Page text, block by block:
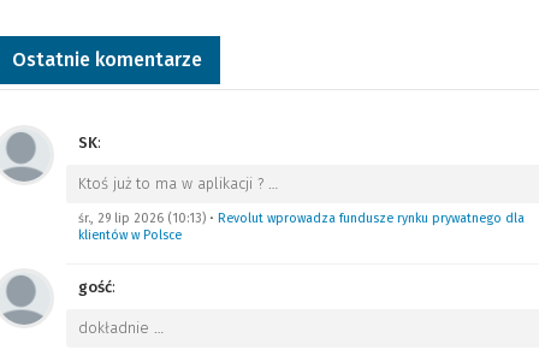
Ostatnie komentarze
SK:
Ktoś już to ma w aplikacji ? …
śr., 29 lip 2026 (10:13) • Revolut wprowadza fundusze rynku prywatnego dla
klientów w Polsce
gość:
dokładnie …